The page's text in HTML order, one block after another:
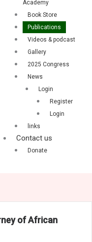
Academy
Book Store
Publications
Videos & podcast
Gallery
2025 Congress
News
Login
Register
Login
links
Contact us
Donate
of African